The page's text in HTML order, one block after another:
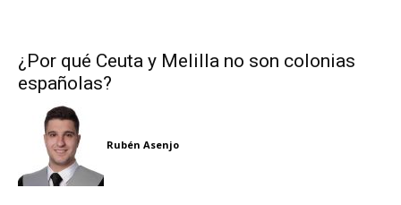
¿Por qué Ceuta y Melilla no son colonias
españolas?
Rubén Asenjo